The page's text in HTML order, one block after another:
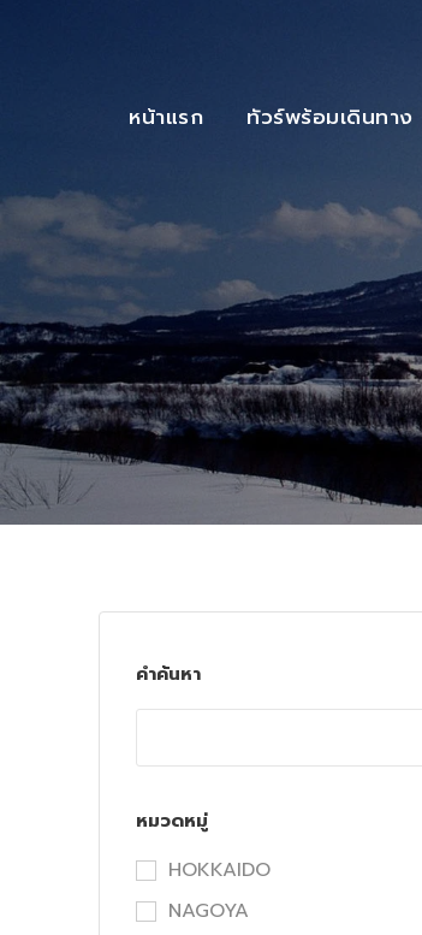
หน้าแรก ทัวร์พร้อมเดินทาง
คำค้นหา
หมวดหมู่
HOKKAIDO
NAGOYA